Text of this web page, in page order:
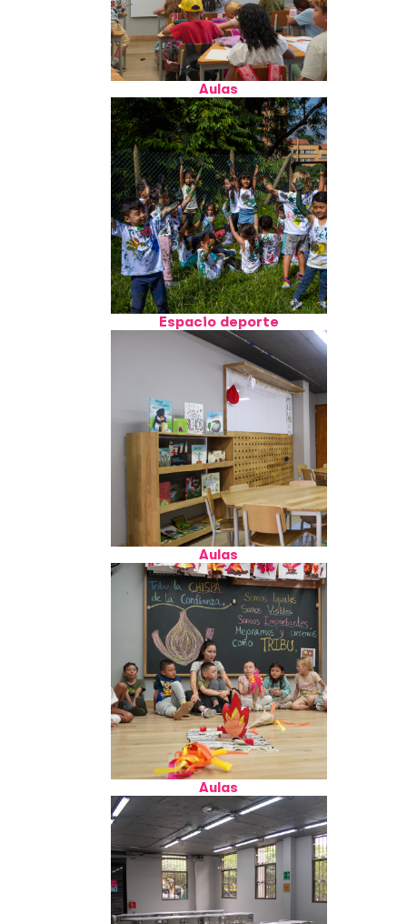
Aulas
Espacio deporte
Aulas
Aulas